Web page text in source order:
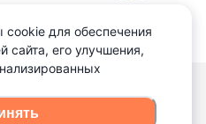
материалов допускается
cookie для обеспечения
сайта, его улучшения,